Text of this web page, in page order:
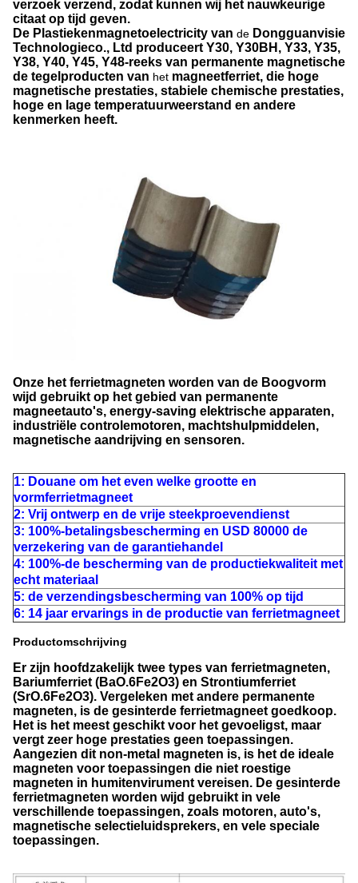
verzoek verzend, zodat kunnen wij het nauwkeurige
citaat op tijd geven.
De Plastiekenmagnetoelectricity van de Dongguanvisie
Technologieco., Ltd produceert Y30, Y30BH, Y33, Y35,
Y38, Y40, Y45, Y48-reeks van permanente magnetische
de tegelproducten van het magneetferriet, die hoge
magnetische prestaties, stabiele chemische prestaties,
hoge en lage temperatuurweerstand en andere
kenmerken heeft.
Onze het ferrietmagneten worden van de Boogvorm
wijd gebruikt op het gebied van permanente
magneetauto's, energy-saving elektrische apparaten,
industriële controlemotoren, machtshulpmiddelen,
magnetische aandrijving en sensoren.
1: Douane om het even welke grootte en
vormferrietmagneet
2: Vrij ontwerp en de vrije steekproevendienst
3: 100%-betalingsbescherming en USD 80000 de
verzekering van de garantiehandel
4: 100%-de bescherming van de productiekwaliteit met
echt materiaal
5: de verzendingsbescherming van 100% op tijd
6: 14 jaar ervarings in de productie van ferrietmagneet
Productomschrijving
Er zijn hoofdzakelijk twee types van ferrietmagneten,
Bariumferriet (BaO.6Fe2O3) en Strontiumferriet
(SrO.6Fe2O3). Vergeleken met andere permanente
magneten, is de gesinterde ferrietmagneet goedkoop.
Het is het meest geschikt voor het gevoeligst, maar
vergt zeer hoge prestaties geen toepassingen.
Aangezien dit non-metal magneten is, is het de ideale
magneten voor toepassingen die niet roestige
magneten in humitenvirument vereisen. De gesinterde
ferrietmagneten worden wijd gebruikt in vele
verschillende toepassingen, zoals motoren, auto's,
magnetische selectieluidsprekers, en vele speciale
toepassingen.